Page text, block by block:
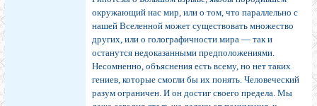
окружающий нас мир, или о том, что параллельно с
нашей Вселенной может существовать множество
других, или о голографичности мира — так и
останутся недоказанными предположениями.
Несомненно, объяснения есть всему, но нет таких
гениев, которые смогли бы их понять. Человеческий
разум ограничен. И он достиг своего предела. Мы